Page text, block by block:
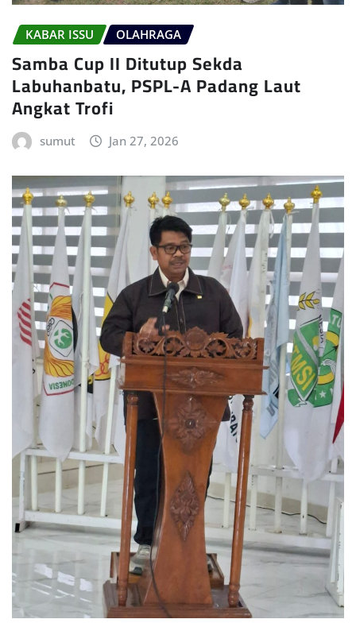
KABAR ISSU OLAHRAGA
Samba Cup II Ditutup Sekda
Labuhanbatu, PSPL-A Padang Laut
Angkat Trofi
sumut Jan 27, 2026